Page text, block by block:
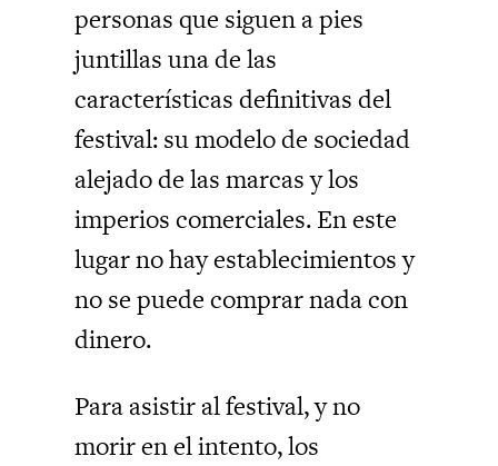
personas que siguen a pies
juntillas una de las
características definitivas del
festival: su modelo de sociedad
alejado de las marcas y los
imperios comerciales. En este
lugar no hay establecimientos y
no se puede comprar nada con
dinero.
Para asistir al festival, y no
morir en el intento, los